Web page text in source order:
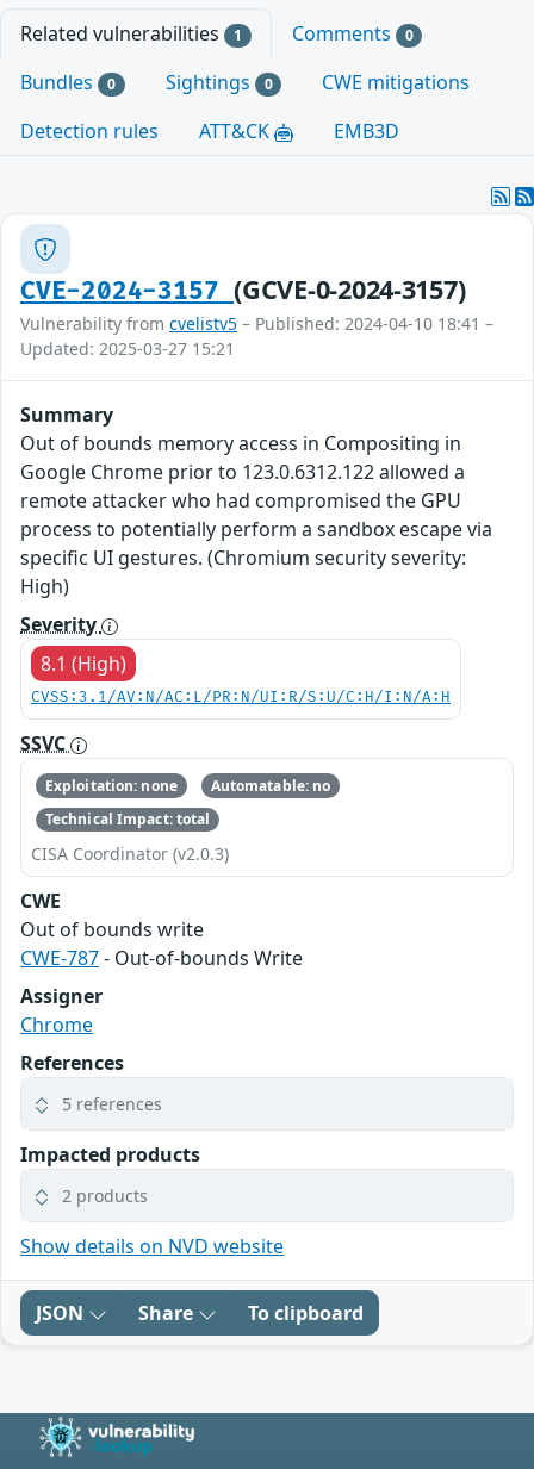
Related vulnerabilities 1 Comments 0
Bundles 0 Sightings 0
CWE mitigations
Detection rules
ATT&CK EMB3D
CVE-2024-3157(GCVE-0-2024-3157)
Vulnerability from cvelistv5 – Published: 2024-04-10 18:41 –
Updated: 2025-03-27 15:21
Summary
Out of bounds memory access in Compositing in
Google Chrome prior to 123.0.6312.122 allowed a
remote attacker who had compromised the GPU
process to potentially perform a sandbox escape via
specific UI gestures. (Chromium security severity:
High)
Severity
8.1 (High)
CVSS:3.1/AV:N/AC:L/PR:N/UI:R/S:U/C:H/I:N/A:H
SSVC
Exploitation: none
Automatable: no
Technical Impact: total
CISA Coordinator (v2.0.3)
CWE
Out of bounds write
CWE-787- Out-of-bounds Write
Assigner
Chrome
References
5 references
Impacted products
2 products
Show details on NVD website
JSON Share To clipboard